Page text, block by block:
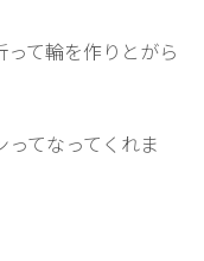
て輪を作りとがら
てなってくれま